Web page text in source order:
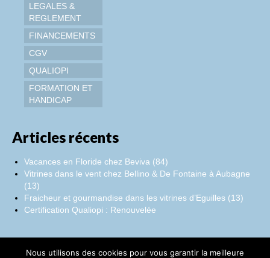
LEGALES &
REGLEMENT
FINANCEMENTS
CGV
QUALIOPI
FORMATION ET
HANDICAP
Articles récents
Vacances en Floride chez Beviva (84)
Vitrines dans le vent chez Bellino & De Fontaine à Aubagne
(13)
Fraicheur et gourmandise dans les vitrines d’Eguilles (13)
Certification Qualiopi : Renouvelée
Nous utilisons des cookies pour vous garantir la meilleure